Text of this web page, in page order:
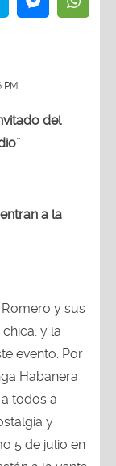
PM
del
a la
y sus
y la
evento. Por
Habanera
todos a
y
5 de julio en